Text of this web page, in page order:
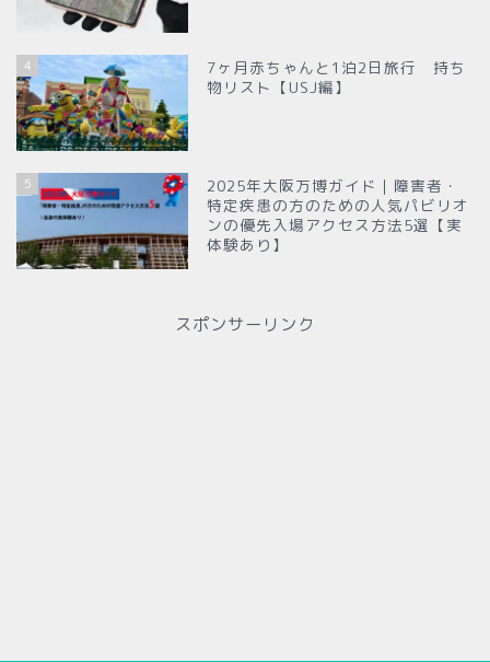
4
7ヶ月赤ちゃんと1泊2日旅行 持ち
物リスト【USJ編】
5
2025年大阪万博ガイド｜障害者・
特定疾患の方のための人気パビリオ
ンの優先入場アクセス方法5選【実
体験あり】
スポンサーリンク